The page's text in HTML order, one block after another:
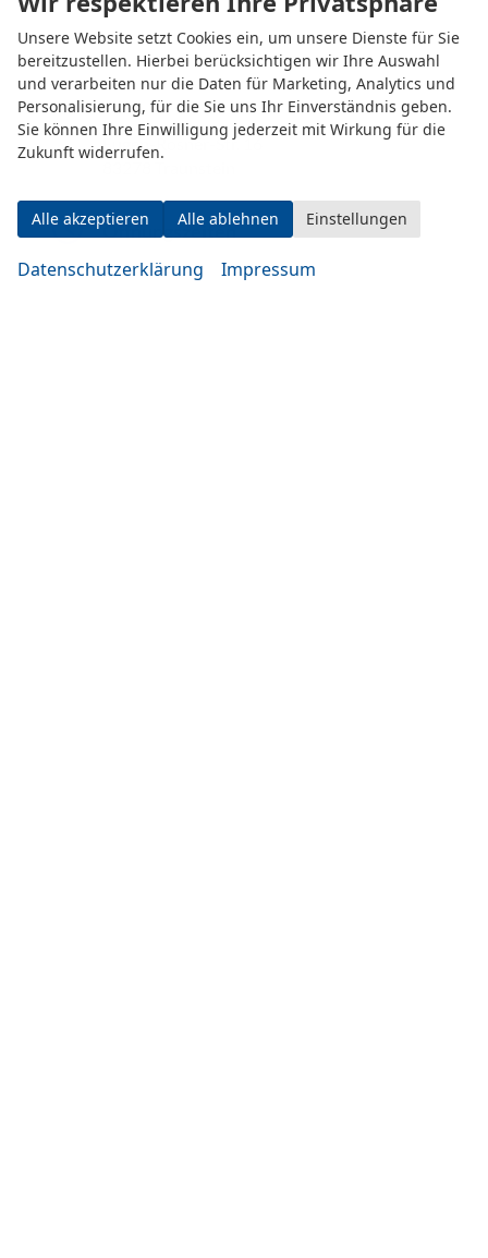
Eugen-Rosner-Str. 16
Öffnungszeiten
Unsere Website setzt Cookies ein, um unsere Dienste für Sie
bereitzustellen. Hierbei berücksichtigen wir Ihre Auswahl
und verarbeiten nur die Daten für Marketing, Analytics und
Personalisierung, für die Sie uns Ihr Einverständnis geben.
Sie können Ihre Einwilligung jederzeit mit Wirkung für die
Zukunft widerrufen.
Alle akzeptieren Alle ablehnen Einstellungen
Datenschutzerklärung Impressum